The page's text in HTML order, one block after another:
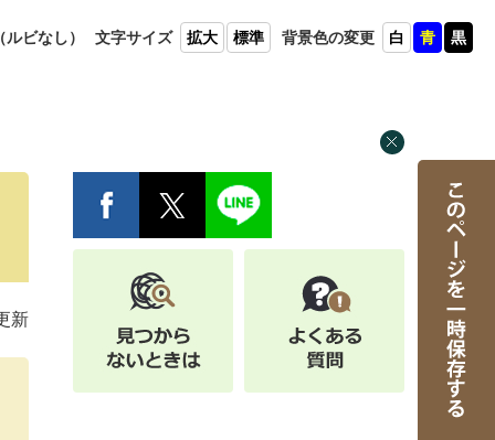
（ルビなし） 文字サイズ 拡大 標準 背景色の変更 白 青 黒
新